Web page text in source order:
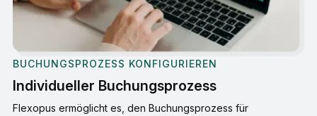
BUCHUNGSPROZESS KONFIGURIEREN
Individueller Buchungsprozess
Flexopus ermöglicht es, den Buchungsprozess für